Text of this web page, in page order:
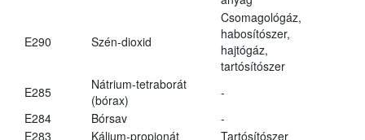
E290 Szén-dioxid
Csomagológáz,
habosítószer,
hajtógáz,
tartósítószer
E285
Nátrium-tetraborát
(bórax)
-
E284
Bórsav
-
E283
Kálium-propionát
Tartósítószer